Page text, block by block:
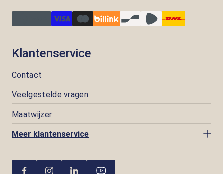
Klantenservice
Contact
Veelgestelde vragen
Maatwijzer
Meer klantenservice